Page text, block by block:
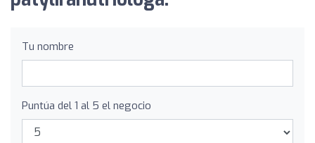
Tu nombre
Puntúa del 1 al 5 el negocio